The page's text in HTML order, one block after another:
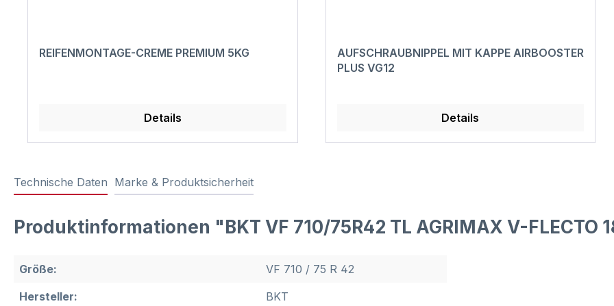
REIFENMONTAGE-CREME PREMIUM 5KG
Details
AUFSCHRAUBNIPPEL MIT KAPPE AIRBOOSTER
PLUS VG12
Details
Technische Daten Marke & Produktsicherheit
Produktinformationen "BKT VF 710/75R42 TL AGRIMAX V-FLECTO
Größe:
VF 710 / 75 R 42
Hersteller:
BKT